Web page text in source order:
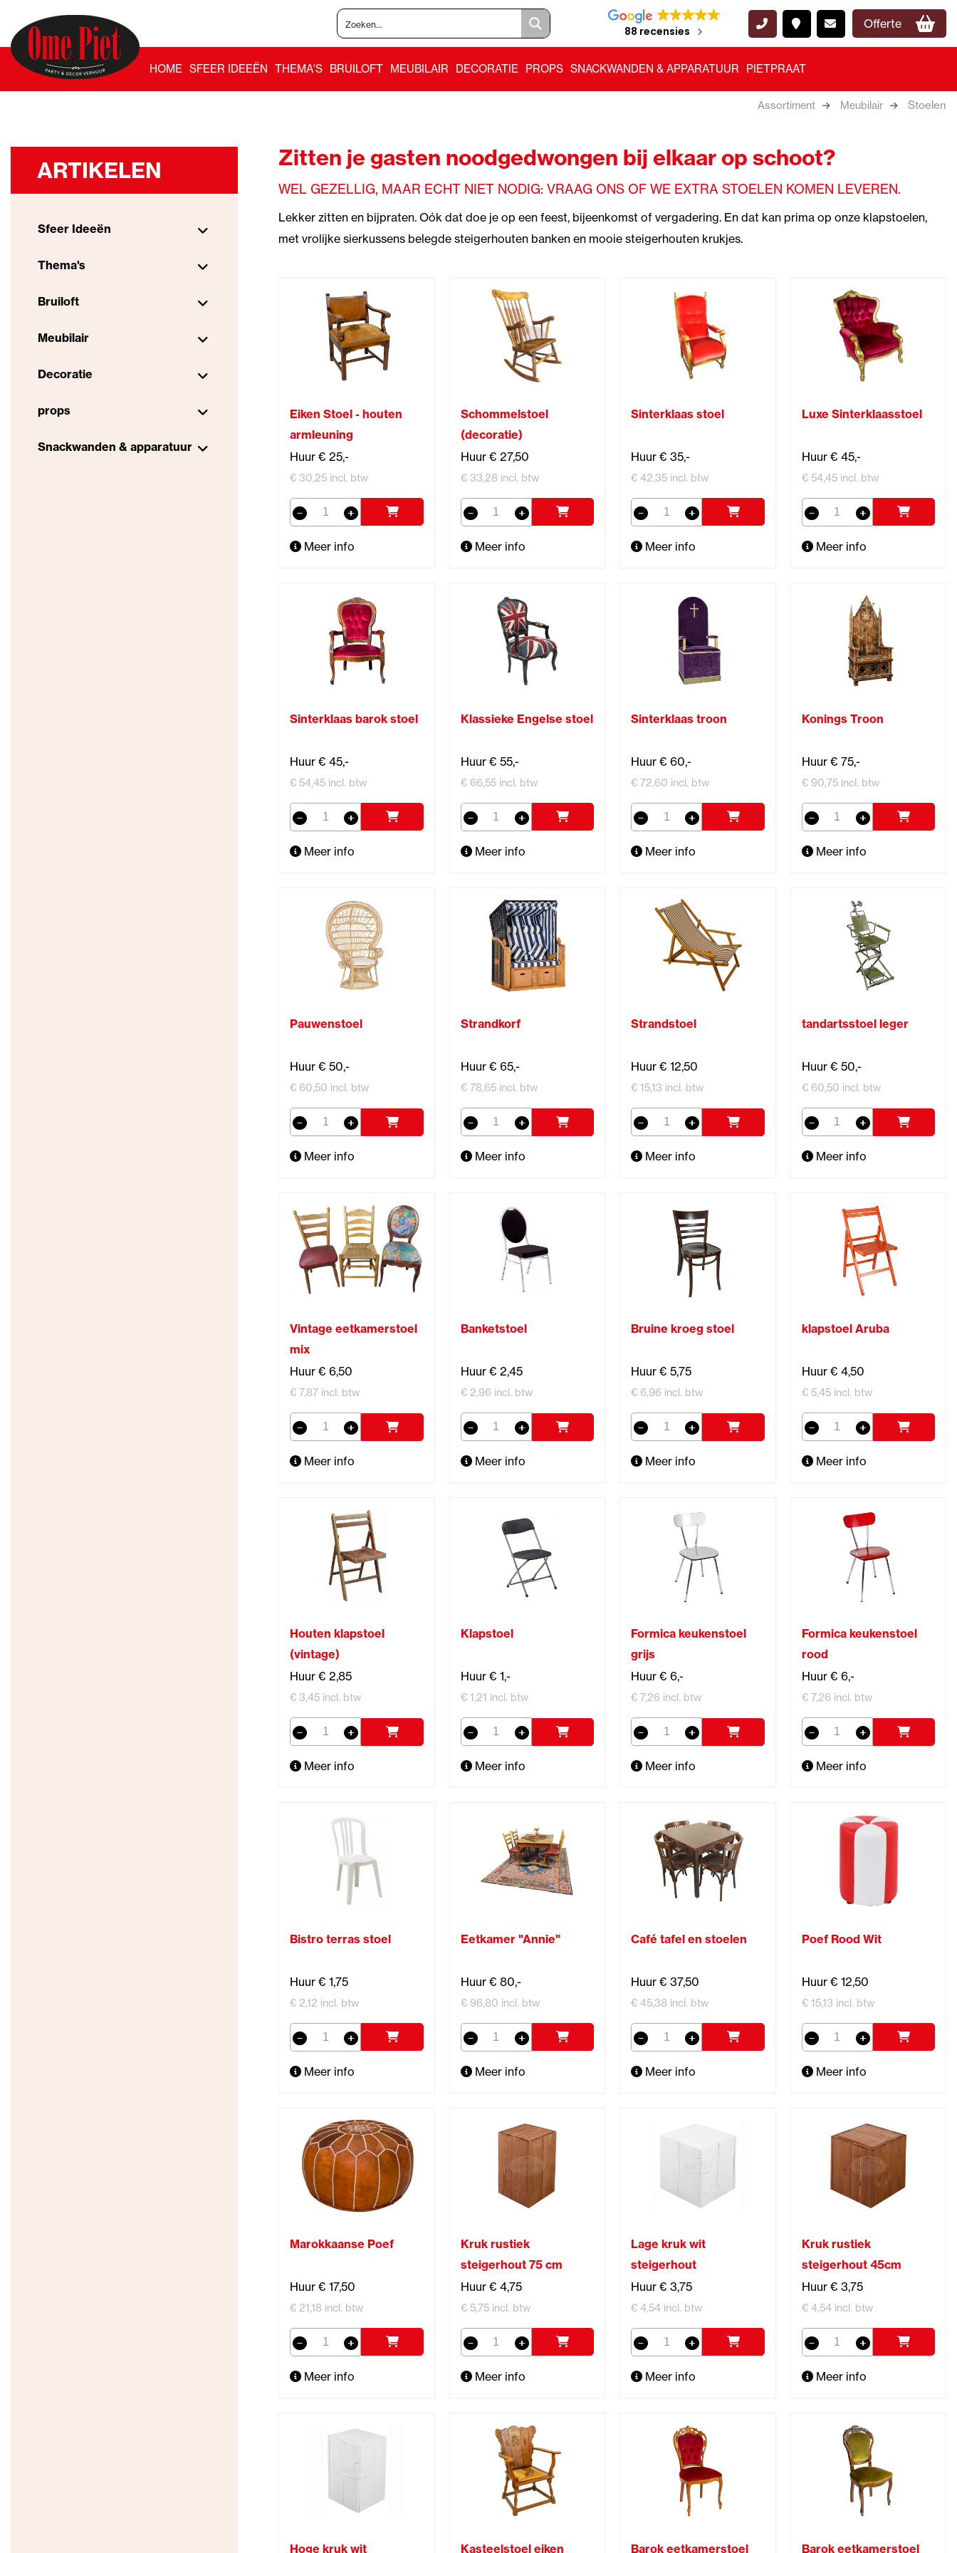
88 recensies
Offerte
HOME SFEER IDEEËN THEMA'S BRUILOFT MEUBILAIR DECORATIE PROPS SNACKWANDEN & APPARATUUR PIETPRAAT
Assortiment Meubilair Stoelen
ARTIKELEN
Sfeer Ideeën
Thema's
Bruiloft
Meubilair
Decoratie
props
Snackwanden & apparatuur
Zitten je gasten noodgedwongen bij elkaar op schoot?
WEL GEZELLIG, MAAR ECHT NIET NODIG: VRAAG ONS OF WE EXTRA STOELEN KOMEN LEVEREN.
Lekker zitten en bijpraten. Oók dat doe je op een feest, bijeenkomst of vergadering. En dat kan prima op onze klapstoelen,
met vrolijke sierkussens belegde steigerhouten banken en mooie steigerhouten krukjes.
Eiken Stoel - houten
armleuning
Huur € 25,-
€ 30,25 incl. btw
Meer info
Schommelstoel
(decoratie)
Huur € 27,50
€ 33,28 incl. btw
Meer info
Sinterklaas stoel
Huur € 35,-
€ 42,35 incl. btw
Meer info
Luxe Sinterklaasstoel
Huur € 45,-
€ 54,45 incl. btw
Meer info
Sinterklaas barok stoel
Huur € 45,-
€ 54,45 incl. btw
Meer info
Klassieke Engelse stoel
Huur € 55,-
€ 66,55 incl. btw
Meer info
Sinterklaas troon
Huur € 60,-
€ 72,60 incl. btw
Meer info
Konings Troon
Huur € 75,-
€ 90,75 incl. btw
Meer info
Pauwenstoel
Huur € 50,-
€ 60,50 incl. btw
Meer info
Strandkorf
Huur € 65,-
€ 78,65 incl. btw
Meer info
Strandstoel
Huur € 12,50
€ 15,13 incl. btw
Meer info
tandartsstoel leger
Huur € 50,-
€ 60,50 incl. btw
Meer info
Vintage eetkamerstoel
mix
Huur € 6,50
€ 7,87 incl. btw
Meer info
Banketstoel
Huur € 2,45
€ 2,96 incl. btw
Meer info
Bruine kroeg stoel
Huur € 5,75
€ 6,96 incl. btw
Meer info
klapstoel Aruba
Huur € 4,50
€ 5,45 incl. btw
Meer info
Houten klapstoel
(vintage)
Huur € 2,85
€ 3,45 incl. btw
Meer info
Klapstoel
Huur € 1,-
€ 1,21 incl. btw
Meer info
Formica keukenstoel
grijs
Huur € 6,-
€ 7,26 incl. btw
Meer info
Formica keukenstoel
rood
Huur € 6,-
€ 7,26 incl. btw
Meer info
Bistro terras stoel
Huur € 1,75
€ 2,12 incl. btw
Meer info
Eetkamer "Annie"
Huur € 80,-
€ 96,80 incl. btw
Meer info
Café tafel en stoelen
Huur € 37,50
€ 45,38 incl. btw
Meer info
Poef Rood Wit
Huur € 12,50
€ 15,13 incl. btw
Meer info
Marokkaanse Poef
Huur € 17,50
€ 21,18 incl. btw
Meer info
Kruk rustiek
steigerhout 75 cm
Huur € 4,75
€ 5,75 incl. btw
Meer info
Lage kruk wit
steigerhout
Huur € 3,75
€ 4,54 incl. btw
Meer info
Kruk rustiek
steigerhout 45cm
Huur € 3,75
€ 4,54 incl. btw
Meer info
Hoge kruk wit Kasteelstoel eiken Barok eetkamerstoel Barok eetkamerstoel